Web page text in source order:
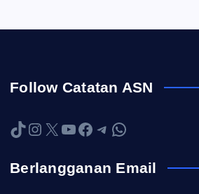
Follow Catatan ASN
TikTok Instagram X YouTube Facebook Telegram WhatsApp
Berlangganan Email